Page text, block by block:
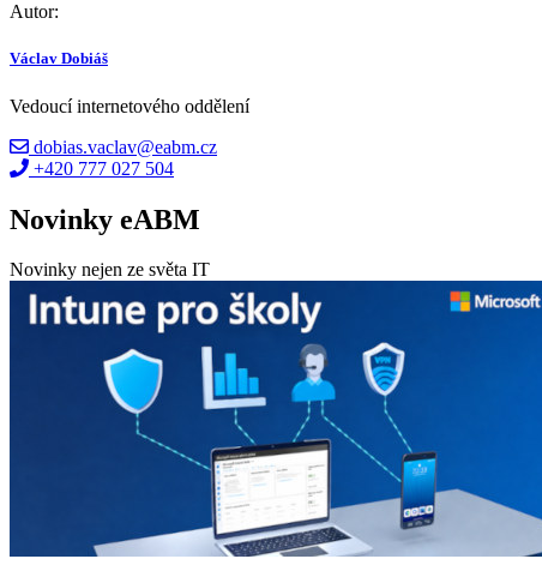
Autor:
Václav Dobiáš
Vedoucí internetového oddělení
dobias.vaclav@eabm.cz
+420 777 027 504
Novinky eABM
Novinky nejen ze světa IT